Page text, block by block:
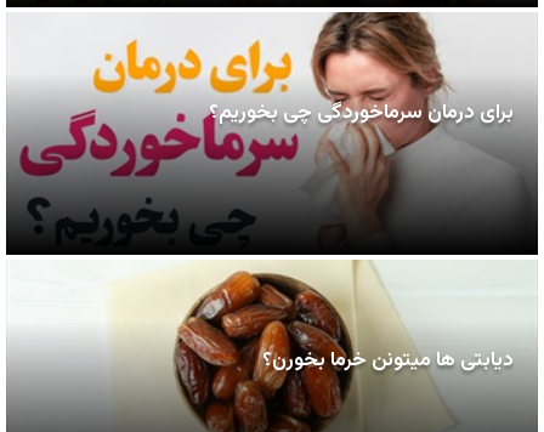
برای درمان سرماخوردگی چی بخوریم؟
دیابتی ها میتونن خرما بخورن؟